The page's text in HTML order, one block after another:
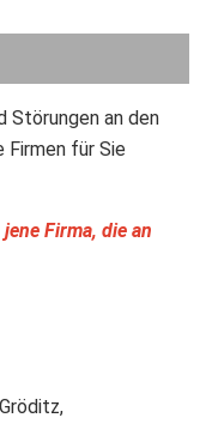
Störungen an den
Firmen für Sie
Firma, die an